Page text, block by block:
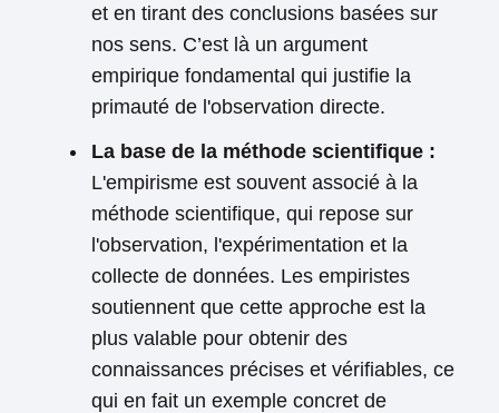
et en tirant des conclusions basées sur
nos sens. C’est là un argument
empirique fondamental qui justifie la
primauté de l'observation directe.
La base de la méthode scientifique :
L'empirisme est souvent associé à la
méthode scientifique, qui repose sur
l'observation, l'expérimentation et la
collecte de données. Les empiristes
soutiennent que cette approche est la
plus valable pour obtenir des
connaissances précises et vérifiables, ce
qui en fait un exemple concret de